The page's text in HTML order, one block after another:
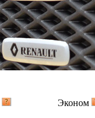
Эконом